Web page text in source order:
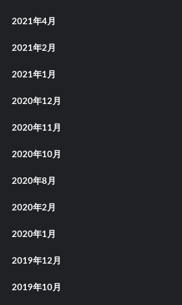
2021年4月
2021年2月
2021年1月
2020年12月
2020年11月
2020年10月
2020年8月
2020年2月
2020年1月
2019年12月
2019年10月